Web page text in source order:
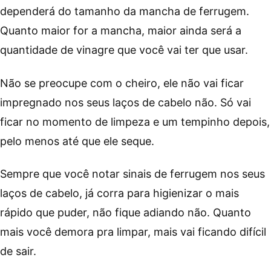
dependerá do tamanho da mancha de ferrugem.
Quanto maior for a mancha, maior ainda será a
quantidade de vinagre que você vai ter que usar.
Não se preocupe com o cheiro, ele não vai ficar
impregnado nos seus laços de cabelo não. Só vai
ficar no momento de limpeza e um tempinho depois,
pelo menos até que ele seque.
Sempre que você notar sinais de ferrugem nos seus
laços de cabelo, já corra para higienizar o mais
rápido que puder, não fique adiando não. Quanto
mais você demora pra limpar, mais vai ficando difícil
de sair.